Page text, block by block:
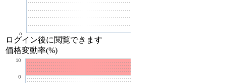
0
ログイン後に閲覧できます
価格変動率(%)
0
10